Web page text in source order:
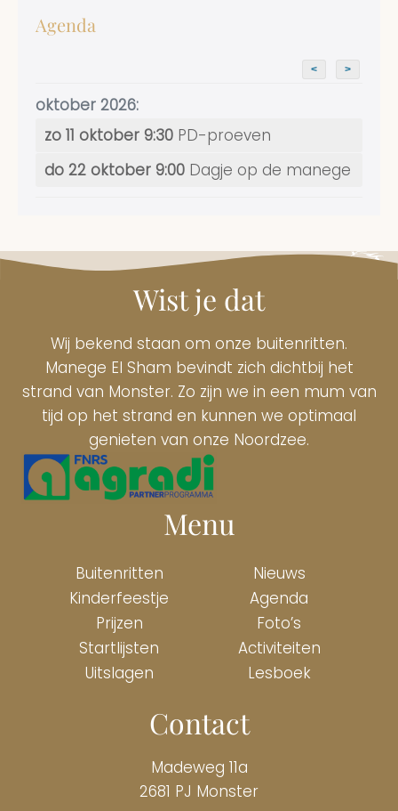
Agenda
< >
oktober 2026:
zo 11 oktober 9:30 PD-proeven
do 22 oktober 9:00 Dagje op de manege
Wist je dat
Wij bekend staan om onze buitenritten.
Manege El Sham bevindt zich dichtbij het
strand van Monster. Zo zijn we in een mum van
tijd op het strand en kunnen we optimaal
genieten van onze Noordzee.
Menu
Buitenritten
Kinderfeestje
Prijzen
Startlijsten
Uitslagen
Nieuws
Agenda
Foto’s
Activiteiten
Lesboek
Contact
Madeweg 11a
2681 PJ Monster